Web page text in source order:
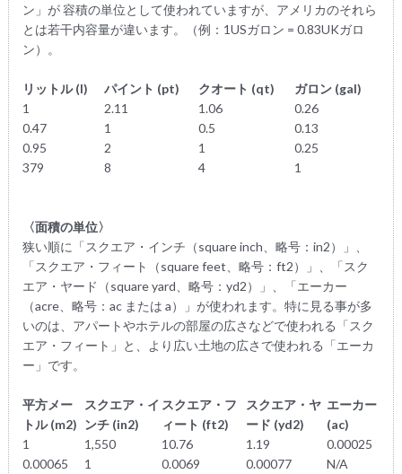
ン」が 容積の単位として使われていますが、アメリカのそれら
とは若干内容量が違います。（例：1USガロン = 0.83UKガロ
ン）。
リットル (l) パイント (pt) クオート (qt)
ガロン (gal)
1
2.11 1.06
0.26
0.47
1 0.5
0.13
0.95
2 1
0.25
379
8 4 1
〈面積の単位〉
狭い順に「スクエア・インチ（square inch、略号：in2）」、
「スクエア・フィート（square feet、略号：ft2）」、「スク
エア・ヤード（square yard、略号：yd2）」、「エーカー
（acre、略号：ac または a）」が使われます。特に見る事が多
いのは、アパートやホテルの部屋の広さなどで使われる「スク
エア・フィート」と、より広い土地の広さで使われる「エーカ
ー」です。
平方メー
トル (m2)
スクエア・イ
ンチ (in2)
スクエア・フ
ィート (ft2)
スクエア・ヤ
ード (yd2)
エーカー
(ac)
1
1,550 10.76 1.19
0.00025
0.00065
1 0.0069 0.00077
N/A